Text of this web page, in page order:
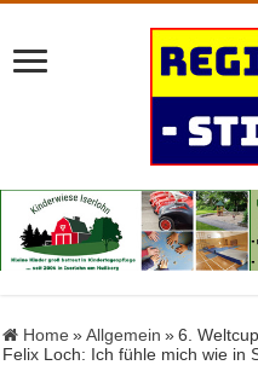
Home » Allgemein » 6.
Felix Loch: Ich fühle mich wie in